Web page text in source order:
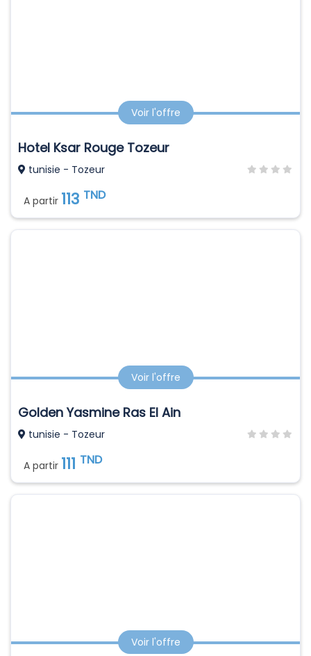
Voir l'offre
Hotel Ksar Rouge Tozeur
tunisie - Tozeur
A partir 113 TND
Voir l'offre
Golden Yasmine Ras El Ain
tunisie - Tozeur
A partir 111 TND
Voir l'offre